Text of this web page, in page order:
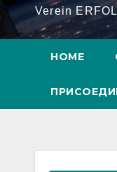
Verein
HOME